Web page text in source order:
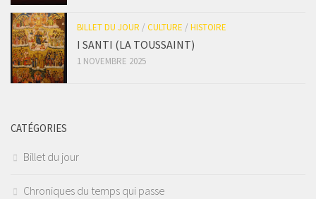
BILLET DU JOUR / CULTURE / HISTOIRE
I SANTI (LA TOUSSAINT)
1 NOVEMBRE 2025
CATÉGORIES
Billet du jour
Chroniques du temps qui passe